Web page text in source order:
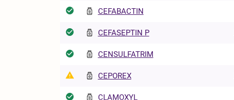
CEFABACTIN
CEFASEPTIN P
CENSULFATRIM
CEPOREX
CLAMOXYL